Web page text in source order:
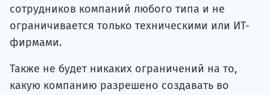
сотрудников компаний любого типа и не
ограничивается только техническими или ИТ-
фирмами.
Также не будет никаких ограничений на то,
какую компанию разрешено создавать во